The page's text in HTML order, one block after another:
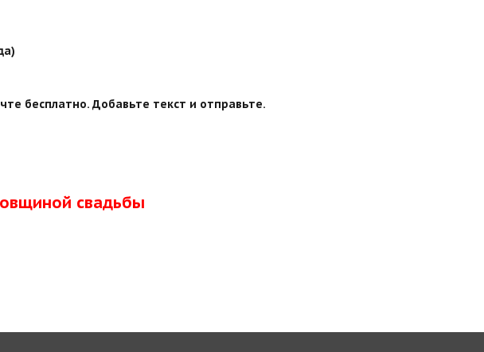
бесплатно. Добавьте текст и отправьте.
свадьбы